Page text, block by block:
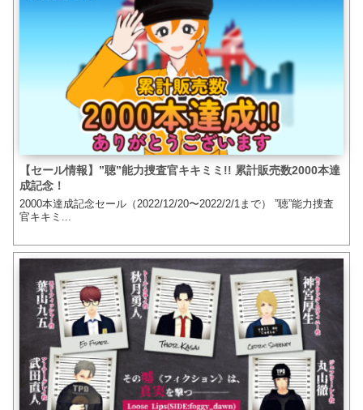
【セール情報】”聴”能力捜査官キキミミ!! 累計販売数2000本達
成記念！
2000本達成記念セール（2022/12/20〜2022/2/1まで） ”聴”能力捜査
官キキミ...